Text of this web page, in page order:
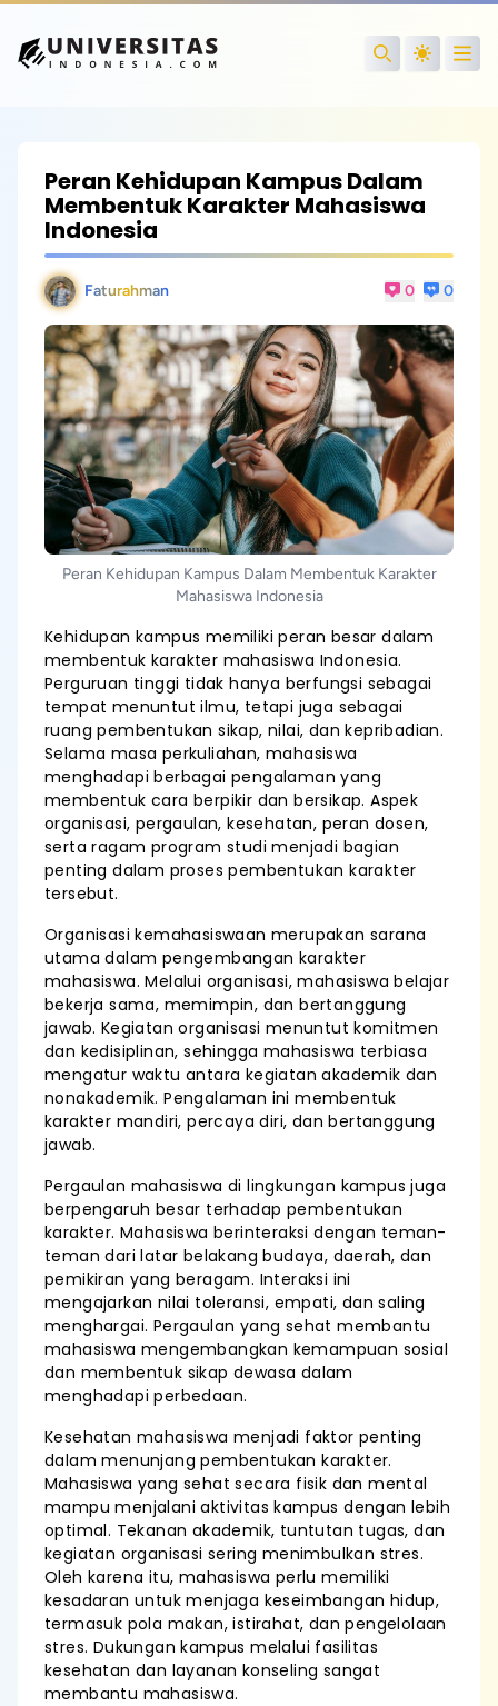
Search
Peran Kehidupan Kampus Dalam
Membentuk Karakter Mahasiswa
Indonesia
Faturahman 0 0
Peran Kehidupan Kampus Dalam Membentuk Karakter
Mahasiswa Indonesia
Kehidupan kampus memiliki peran besar dalam
membentuk karakter mahasiswa Indonesia.
Perguruan tinggi tidak hanya berfungsi sebagai
tempat menuntut ilmu, tetapi juga sebagai
ruang pembentukan sikap, nilai, dan kepribadian.
Selama masa perkuliahan, mahasiswa
menghadapi berbagai pengalaman yang
membentuk cara berpikir dan bersikap. Aspek
organisasi, pergaulan, kesehatan, peran dosen,
serta ragam program studi menjadi bagian
penting dalam proses pembentukan karakter
tersebut.
Organisasi kemahasiswaan merupakan sarana
utama dalam pengembangan karakter
mahasiswa. Melalui organisasi, mahasiswa belajar
bekerja sama, memimpin, dan bertanggung
jawab. Kegiatan organisasi menuntut komitmen
dan kedisiplinan, sehingga mahasiswa terbiasa
mengatur waktu antara kegiatan akademik dan
nonakademik. Pengalaman ini membentuk
karakter mandiri, percaya diri, dan bertanggung
jawab.
Pergaulan mahasiswa di lingkungan kampus juga
berpengaruh besar terhadap pembentukan
karakter. Mahasiswa berinteraksi dengan teman-
teman dari latar belakang budaya, daerah, dan
pemikiran yang beragam. Interaksi ini
mengajarkan nilai toleransi, empati, dan saling
menghargai. Pergaulan yang sehat membantu
mahasiswa mengembangkan kemampuan sosial
dan membentuk sikap dewasa dalam
menghadapi perbedaan.
Kesehatan mahasiswa menjadi faktor penting
dalam menunjang pembentukan karakter.
Mahasiswa yang sehat secara fisik dan mental
mampu menjalani aktivitas kampus dengan lebih
optimal. Tekanan akademik, tuntutan tugas, dan
kegiatan organisasi sering menimbulkan stres.
Oleh karena itu, mahasiswa perlu memiliki
kesadaran untuk menjaga keseimbangan hidup,
termasuk pola makan, istirahat, dan pengelolaan
stres. Dukungan kampus melalui fasilitas
kesehatan dan layanan konseling sangat
membantu mahasiswa.